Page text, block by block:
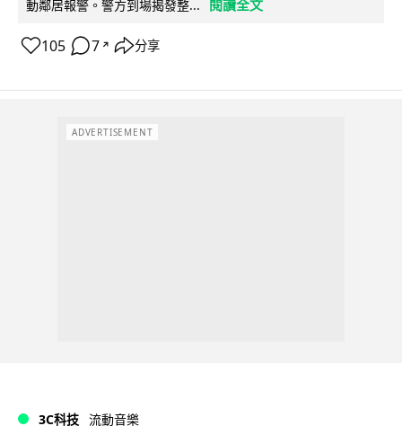
動鄰居報警。警方到場揭發整...
閱讀全文
105 7 ↗ 分享
ADVERTISEMENT
3C科技 流動音樂